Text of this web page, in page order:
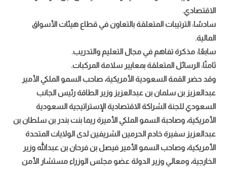
الاقتصادي.
سادسًا: الترتيبات المتعلقة بالتعاون في قطاع هيئات الأسواق
المالية.
سابعًا: مذكرة تفاهم في مجال التعليم والتدريب.
ثامنًا: الرسائل المتعلقة بمعايير سلامة المركبات.
وقد حضر القمة السعودية الأمريكية، صاحب السمو الملكي الأمير
عبدالعزيز بن سلمان بن عبدالعزيز وزير الطاقة رئيس الجانب
السعودي للجنة الشراكة الاقتصادية الإستراتيجية السعودية
الأمريكية، وصاحبة السمو الملكي الأميرة ريما بنت بندر بن سلطان بن
عبدالعزيز سفيرة خادم الحرمين الشريفين لدى الولايات المتحدة
الأمريكية، وصاحب السمو الأمير فيصل بن فرحان بن عبدالله وزير
الخارجية، ومعالي وزير الدولة عضو مجلس الوزراء مستشار الأمن